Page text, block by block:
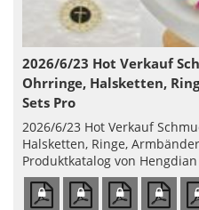
2026/6/23 Hot Verkauf
Ohrringe, Halsketten,
Sets Pro
2026/6/23 Hot Verkauf
Halsketten, Ringe,
Produktkatalog von Hengdian